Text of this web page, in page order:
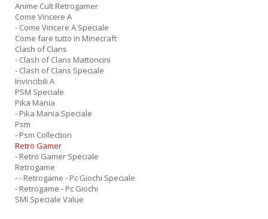
Anime Cult Retrogamer
Come Vincere A
- Come Vincere A Speciale
Come fare tutto in Minecraft
Clash of Clans
- Clash of Clans Mattoncini
- Clash of Clans Speciale
Invincibili A
PSM Speciale
Pika Mania
- Pika Mania Speciale
Psm
- Psm Collection
Retro Gamer
- Retro Gamer Speciale
Retrogame
- - Retrogame - Pc Giochi Speciale
- Retrogame - Pc Giochi
SMI Speciale Value